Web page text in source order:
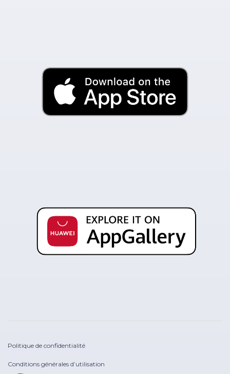
Politique de confidentialité
Conditions générales d’utilisation